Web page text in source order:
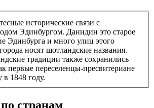
исторические связи с
Эдинбургом. Данидин это старое
Эдинбурга и много улиц этого
носят шотландские названия.
традиции также сохранились
первые переселенцы-пресвитериане
1848 году.
странам